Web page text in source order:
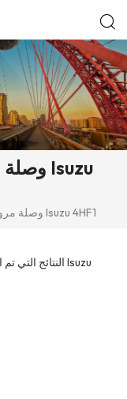
8-97129738-0 وصلة مروحة لـ Isuzu 4HF1